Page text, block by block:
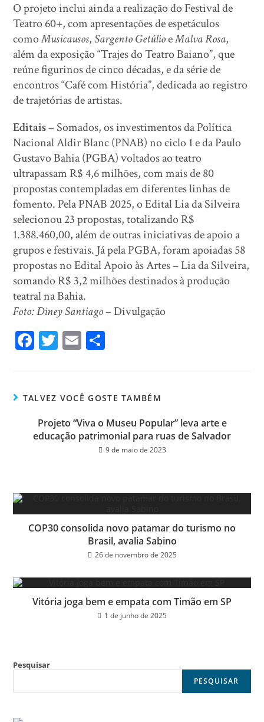
O projeto inclui ainda a realização do Festival de
Teatro 60+, com apresentações de espetáculos
comoMusicausos,Sargento GetúlioeMalva Rosa,
além da exposição “Trajes do Teatro Baiano”, que
reúne figurinos de cinco décadas, e da série de
encontros “Café com História”, dedicada ao registro
de trajetórias de artistas.
Editais –Somados, os investimentos da Política
Nacional Aldir Blanc (PNAB) no ciclo 1 e da Paulo
Gustavo Bahia (PGBA) voltados ao teatro
ultrapassam R$ 4,6 milhões, com mais de 80
propostas contempladas em diferentes linhas de
fomento. Pela PNAB 2025, o Edital Lia da Silveira
selecionou 23 propostas, totalizando R$
1.388.460,00, além de outras iniciativas de apoio a
grupos e festivais. Já pela PGBA, foram apoiadas 58
propostas no Edital Apoio às Artes – Lia da Silveira,
somando R$ 3,2 milhões destinados à produção
teatral na Bahia.
Foto: Diney Santiago– Divulgação
Fa
ok
T
er
E
TALVEZ VOCÊ GOSTE TAMBÉM
Projeto “Viva o Museu Popular” leva arte e
educação patrimonial para ruas de Salvador
9 de maio de 2023
COP30 consolida novo patamar do turismo no
Brasil, avalia Sabino
26 de novembro de 2025
Vitória joga bem e empata com Timão em SP
1 de junho de 2025
Pesquisar
PESQUISAR